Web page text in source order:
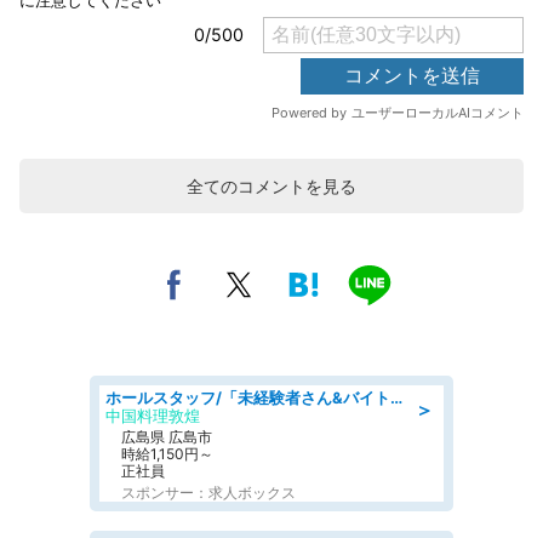
全てのコメントを見る
＞
ホールスタッフ/「未経験者さん&バイトデビューも大歓迎」残業ほぼなし×1日3時間〜勤務OK!フォロー体制も充実/広島県/広島市南区
中国料理敦煌
広島県 広島市
時給1,150円～
正社員
スポンサー：求人ボックス